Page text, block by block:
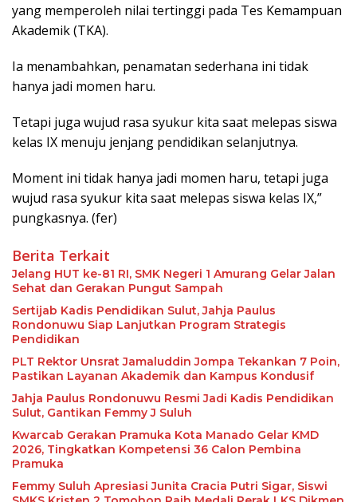
yang memperoleh nilai tertinggi pada Tes Kemampuan
Akademik (TKA).
Ia menambahkan, penamatan sederhana ini tidak
hanya jadi momen haru.
Tetapi juga wujud rasa syukur kita saat melepas siswa
kelas IX menuju jenjang pendidikan selanjutnya.
Moment ini tidak hanya jadi momen haru, tetapi juga
wujud rasa syukur kita saat melepas siswa kelas IX,”
pungkasnya. (fer)
Berita Terkait
Jelang HUT ke-81 RI, SMK Negeri 1 Amurang Gelar Jalan
Sehat dan Gerakan Pungut Sampah
Sertijab Kadis Pendidikan Sulut, Jahja Paulus
Rondonuwu Siap Lanjutkan Program Strategis
Pendidikan
PLT Rektor Unsrat Jamaluddin Jompa Tekankan 7 Poin,
Pastikan Layanan Akademik dan Kampus Kondusif
Jahja Paulus Rondonuwu Resmi Jadi Kadis Pendidikan
Sulut, Gantikan Femmy J Suluh
Kwarcab Gerakan Pramuka Kota Manado Gelar KMD
2026, Tingkatkan Kompetensi 36 Calon Pembina
Pramuka
Femmy Suluh Apresiasi Junita Cracia Putri Sigar, Siswi